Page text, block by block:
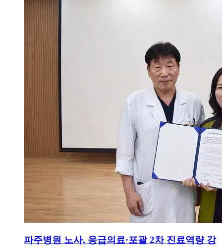
파주병원 노사, 응급의료·포괄 2차 진료역량 강